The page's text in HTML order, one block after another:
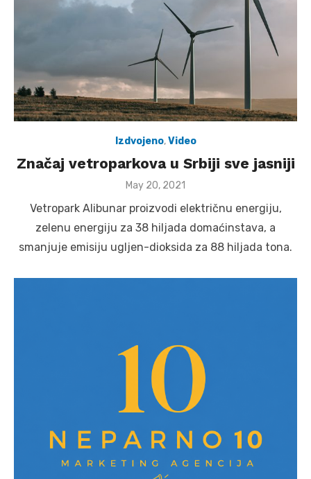
Izdvojeno,Video
Značaj vetroparkova u Srbiji sve jasniji
Posted
May 20, 2021
Vetropark Alibunar proizvodi električnu energiju,
zelenu energiju za 38 hiljada domaćinstava, a
smanjuje emisiju ugljen-dioksida za 88 hiljada tona.